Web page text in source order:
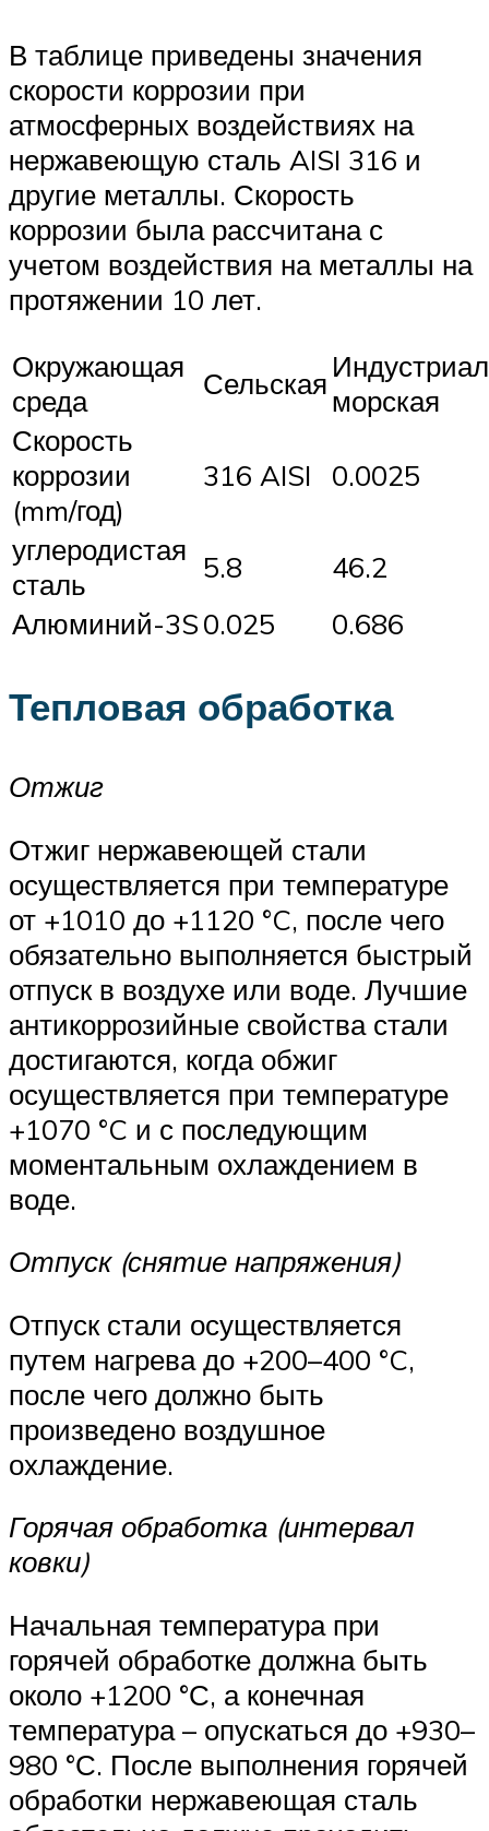
В таблице приведены значения
скорости коррозии при
атмосферных воздействиях на
нержавеющую сталь AISI 316 и
другие металлы. Скорость
коррозии была рассчитана с
учетом воздействия на металлы на
протяжении 10 лет.
Окружающая
среда
Сельскаяморская
Скорость
коррозии
(mm/год)
316 AISI 0.0025
углеродистая
сталь
5.8
46.2
Алюминий-3S0.025 0.686
Тепловая обработка
Отжиг
Отжиг нержавеющей стали
осуществляется при температуре
от +1010 до +1120 °C, после чего
обязательно выполняется быстрый
отпуск в воздухе или воде. Лучшие
антикоррозийные свойства стали
достигаются, когда обжиг
осуществляется при температуре
+1070 °C и с последующим
моментальным охлаждением в
воде.
Отпуск (снятие напряжения)
Отпуск стали осуществляется
путем нагрева до +200–400 °C,
после чего должно быть
произведено воздушное
охлаждение.
Горячая обработка (интервал
ковки)
Начальная температура при
горячей обработке должна быть
около +1200 °С, а конечная
температура – опускаться до +930–
980 °С. После выполнения горячей
обработки нержавеющая сталь